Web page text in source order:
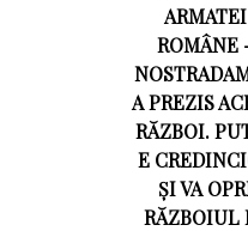
ARMATEI
ROMÂNE
A PREZIS
RĂZBOI.
E
ȘI VA
RĂZBOIUL